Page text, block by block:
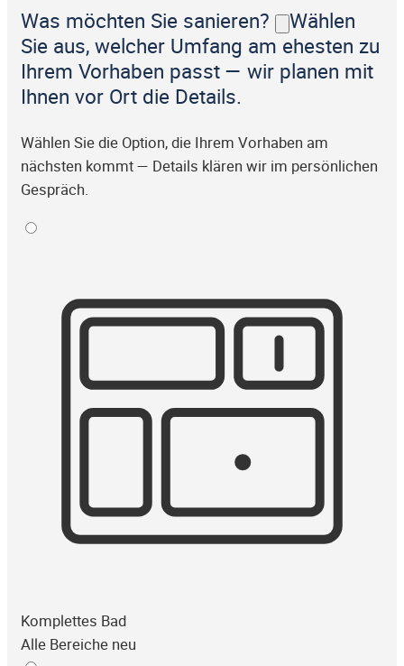
Was möchten Sie sanieren?
Wählen
Sie aus, welcher Umfang am ehesten zu
Ihrem Vorhaben passt — wir planen mit
Ihnen vor Ort die Details.
Wählen Sie die Option, die Ihrem Vorhaben am
nächsten kommt — Details klären wir im persönlichen
Gespräch.
Komplettes Bad
Alle Bereiche neu